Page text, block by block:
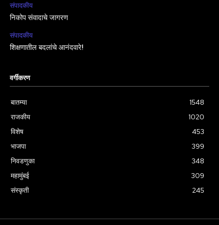
संपादकीय
निकोप संवादाचे जागरण
संपादकीय
शिक्षणातील बदलांचे आनंदवारे!
वर्गीकरण
बातम्या
1548
राजकीय
1020
विशेष
453
भाजपा
399
निवडणुका
348
महामुंबई
309
संस्कृती
245